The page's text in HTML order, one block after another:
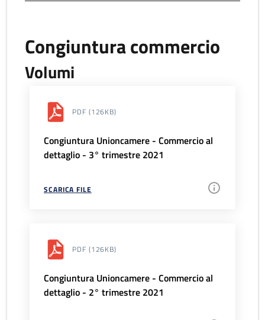
Congiuntura commercio
Volumi
PDF (126KB)
Congiuntura Unioncamere - Commercio al
dettaglio - 3° trimestre 2021
SCARICA FILE
PDF (126KB)
Congiuntura Unioncamere - Commercio al
dettaglio - 2° trimestre 2021